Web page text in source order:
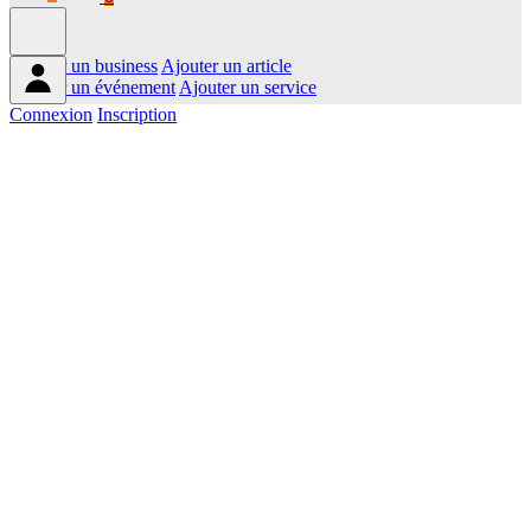
Ajouter un business Ajouter un article
Ajouter un événement Ajouter un service
Connexion Inscription